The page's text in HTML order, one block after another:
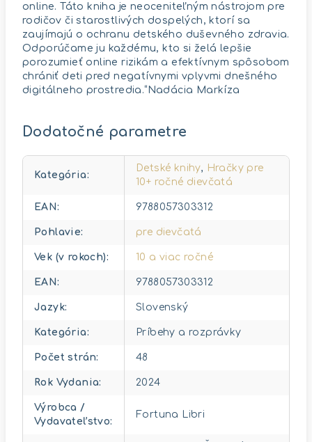
online. Táto kniha je neoceniteľným nástrojom pre
rodičov či starostlivých dospelých, ktorí sa
zaujímajú o ochranu detského duševného zdravia.
Odporúčame ju každému, kto si želá lepšie
porozumieť online rizikám a efektívnym spôsobom
chrániť deti pred negatívnymi vplyvmi dnešného
digitálneho prostredia.“Nadácia Markíza
Dodatočné parametre
Kategória:
Detské knihy, Hračky pre
10+ ročné dievčatá
EAN: 9788057303312
Pohlavie: pre dievčatá
Vek (v rokoch): 10 a viac ročné
EAN: 9788057303312
Jazyk: Slovenský
Kategória: Príbehy a rozprávky
Počet strán: 48
Rok Vydania: 2024
Výrobca /
Vydavateľstvo:
Fortuna Libri